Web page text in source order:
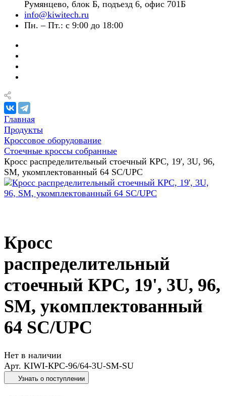
Румянцево, блок Б, подъезд 6, офис 701Б
info@kiwitech.ru
Пн. – Пт.: с 9:00 до 18:00
Главная
Продукты
Кроссовое оборудование
Стоечные кроссы собранные
Кросс распределительный стоечный КРС, 19', 3U, 96,
SM, укомплектованный 64 SC/UPC
Кросс
распределительный
стоечный КРС, 19', 3U, 96,
SM, укомплектованный
64 SC/UPC
Нет в наличии
Арт. KIWI-КРС-96/64-3U-SM-SU
Узнать о поступлении